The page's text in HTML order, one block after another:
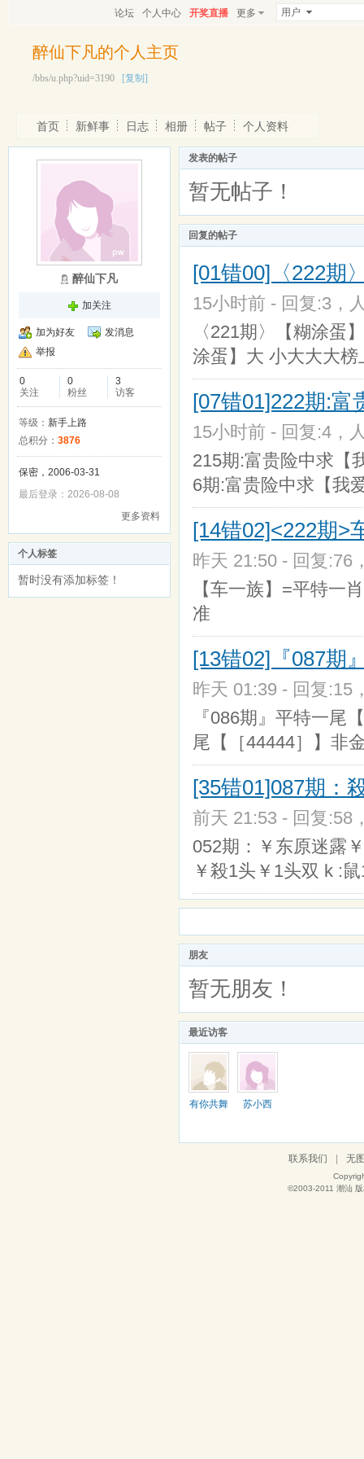
论坛 个人中心 开奖直播 更多 用户
醉仙下凡的个人主页
/bbs/u.php?uid=3190 [复制]
首页 新鲜事 日志 相册 帖子 个人资料
醉仙下凡
加关注
加为好友
发消息
举报
0
关注
0
粉丝
3
访客
等级： 新手上路
总积分： 3876
保密，2006-03-31
最后登录：2026-08-08
更多资料
个人标签
暂时没有添加标签！
发表的帖子
暂无帖子！
回复的帖子
[01错00]〈222期
15小时前 - 回复:3，
〈221期〉【糊涂蛋
涂蛋】大 小大大大
[07错01]222期:富
15小时前 - 回复:4，
215期:富贵险中求【
6期:富贵险中求【我
[14错02]<222期>
昨天 21:50 - 回复:76
【车一族】=平特
准
[13错02]『087期
昨天 01:39 - 回复:15
『086期』平特一尾
尾【［44444］】非
[35错01]087期：
前天 21:53 - 回复:58
052期：￥东原迷露
￥殺1头￥1头双 k :
朋友
暂无朋友！
最近访客
有你共舞 苏小西
联系我们 无
©2003-2011 潮汕